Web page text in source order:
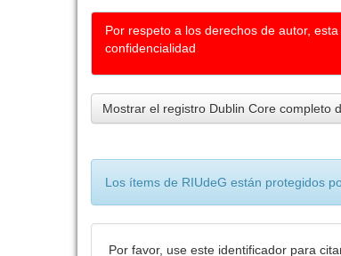
Por respeto a los derechos de autor,
confidencialidad
Mostrar el registro Dublin Core completo
Los ítems de RIUdeG están protegidos
Por favor, use este identificador para